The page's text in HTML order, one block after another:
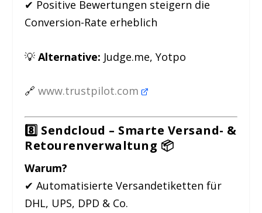
✔ Positive Bewertungen steigern die
Conversion-Rate erheblich
💡Alternative: Judge.me, Yotpo
🔗www.trustpilot.com
8️⃣ Sendcloud – Smarte Versand- &
Retourenverwaltung 📦
Warum?
✔ Automatisierte Versandetiketten für
DHL, UPS, DPD & Co.